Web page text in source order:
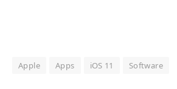
Apple Apps iOS 11 Software